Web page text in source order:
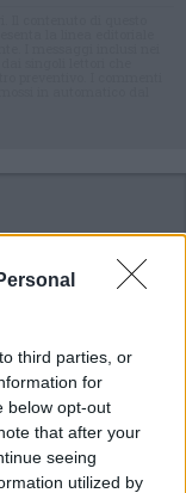
third parties, or
for
below opt-out
that after your
seeing
utilized by